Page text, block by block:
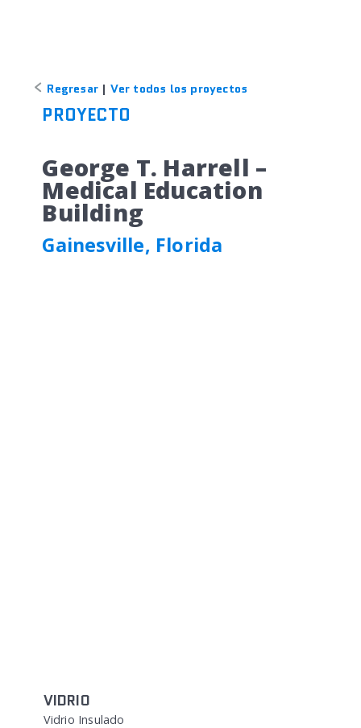
Regresar | Ver todos los proyectos
PROYECTO
George T. Harrell –
Medical Education
Building
Gainesville, Florida
VIDRIO
Vidrio Insulado